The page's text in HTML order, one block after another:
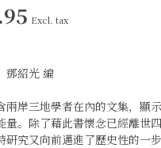
Excl. tax
鄧紹光 編
兩岸三地學者在內的文集，顯
量。除了藉此書懷念已經離世
研究又向前邁進了歷史性的一步